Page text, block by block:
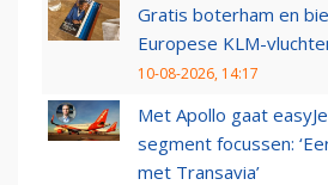
Gratis boterham en
Europese KLM-
10-08-2026, 14:17
Met Apollo gaat
segment focussen:
met Transavia’